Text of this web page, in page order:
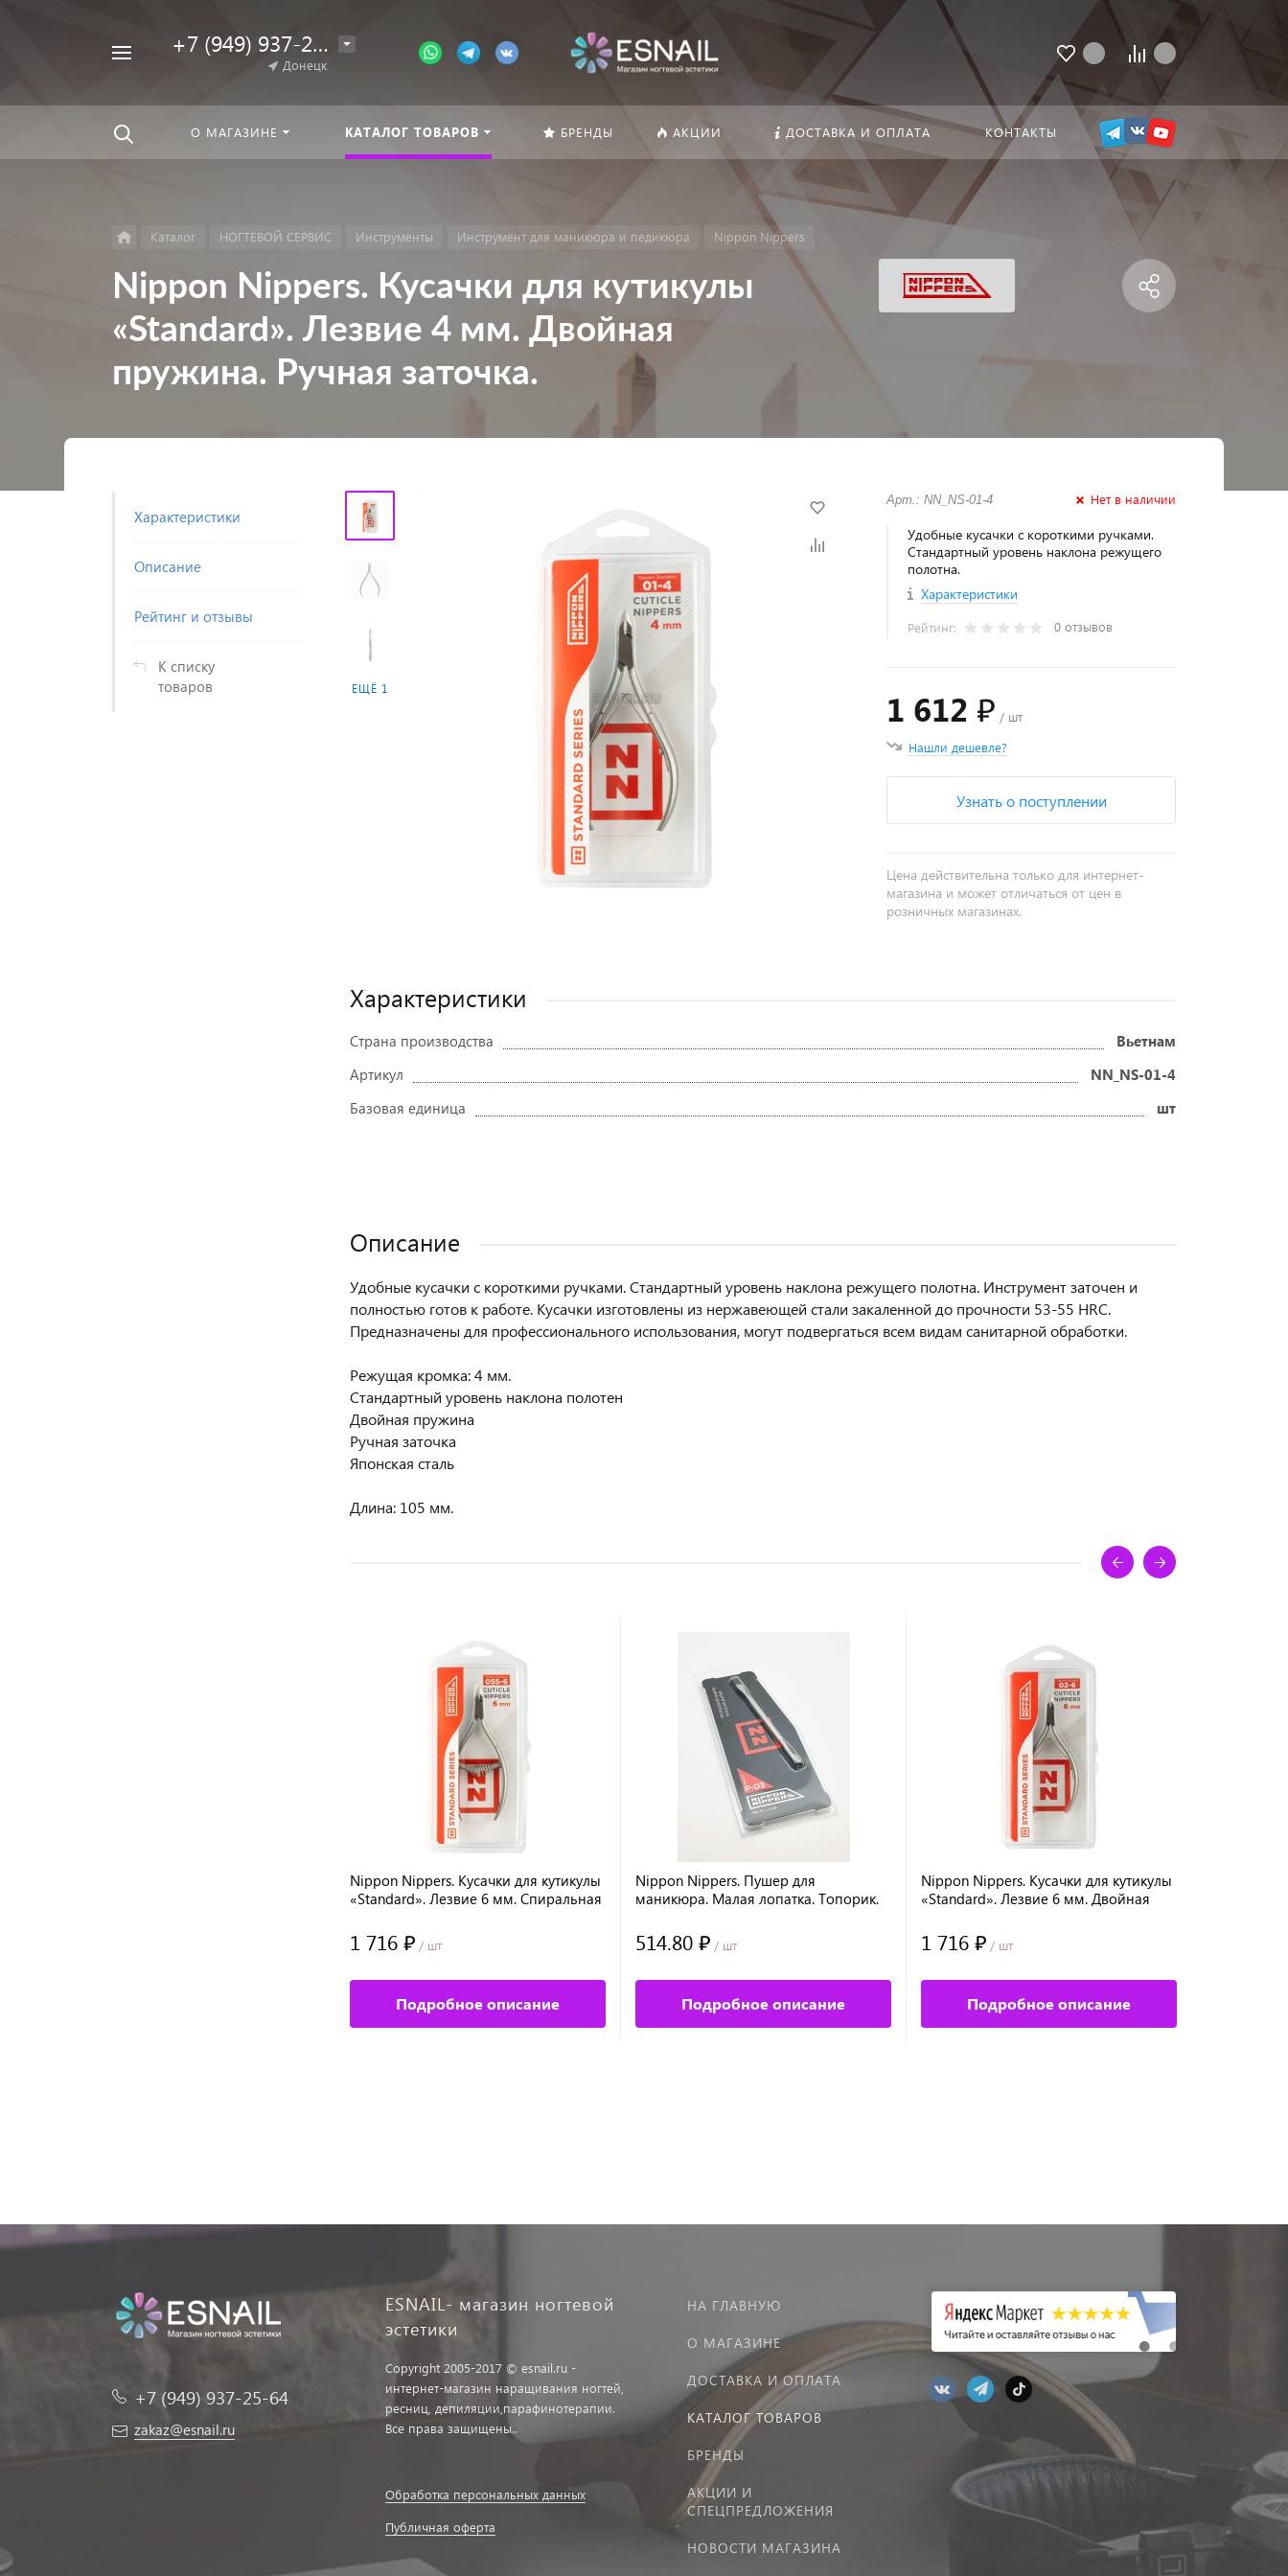
+7 (949) 937-25-64
Донецк
О МАГАЗИНЕ КАТАЛОГ ТОВАРОВ БРЕНДЫ АКЦИИ ДОСТАВКА И ОПЛАТА КОНТАКТЫ
Каталог НОГТЕВОЙ СЕРВИС Инструменты Инструмент для маникюра и педикюра Nippon Nippers
Nippon Nippers. Кусачки для кутикулы
«Standard». Лезвие 4 мм. Двойная
пружина. Ручная заточка.
Характеристики
Описание
Рейтинг и отзывы
К списку
товаров
ЕЩЁ 1
Арт.: NN_NS-01-4 Нет в наличии
Удобные кусачки с короткими ручками.
Стандартный уровень наклона режущего
полотна.
Характеристики
Рейтинг: 0 отзывов
1 612 ₽ / шт
Нашли дешевле?
Узнать о поступлении
Цена действительна только для интернет-
магазина и может отличаться от цен в
розничных магазинах.
Характеристики
Страна производства
Вьетнам
Артикул
NN_NS-01-4
Базовая единица
шт
Описание
Удобные кусачки с короткими ручками. Стандартный уровень наклона режущего полотна. Инструмент заточен и
полностью готов к работе. Кусачки изготовлены из нержавеющей стали закаленной до прочности 53-55 HRC.
Предназначены для профессионального использования, могут подвергаться всем видам санитарной обработки.
Режущая кромка: 4 мм.
Стандартный уровень наклона полотен
Двойная пружина
Ручная заточка
Японская сталь
Длина: 105 мм.
Nippon Nippers. Кусачки для кутикулы
«Standard». Лезвие 6 мм. Спиральная
1 716 ₽ / шт
Подробное описание
Nippon Nippers. Пушер для
маникюра. Малая лопатка. Топорик.
514.80 ₽ / шт
Подробное описание
Nippon Nippers. Кусачки для кутикулы
«Standard». Лезвие 6 мм. Двойная
1 716 ₽ / шт
Подробное описание
+7 (949) 937-25-64
zakaz@esnail.ru
ESNAIL- магазин ногтевой
эстетики
Copyright 2005-2017 © esnail.ru -
интернет-магазин наращивания ногтей,
ресниц, депиляции,парафинотерапии.
Все права защищены..
Обработка персональных данных
Публичная оферта
НА ГЛАВНУЮ
О МАГАЗИНЕ
ДОСТАВКА И ОПЛАТА
КАТАЛОГ ТОВАРОВ
БРЕНДЫ
АКЦИИ И
СПЕЦПРЕДЛОЖЕНИЯ
НОВОСТИ МАГАЗИНА